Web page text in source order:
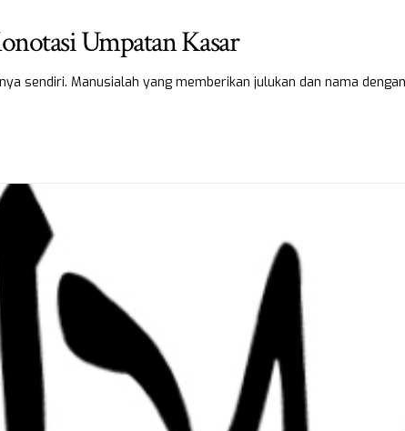
Umpatan Kasar
sendiri. Manusialah yang memberikan julukan dan nama